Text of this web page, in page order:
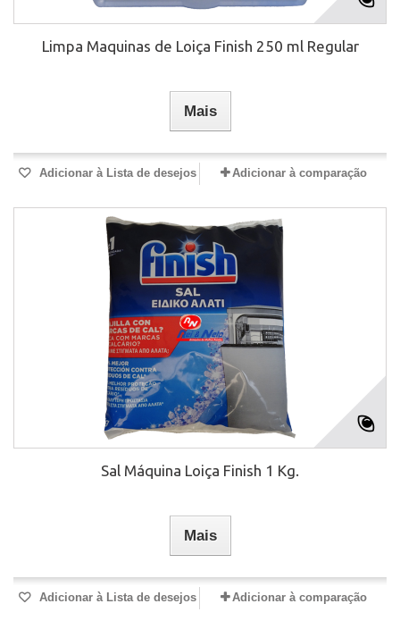
Limpa Maquinas de Loiça Finish 250 ml Regular
Mais
Adicionar à Lista de desejos Adicionar à comparação
Sal Máquina Loiça Finish 1 Kg.
Mais
Adicionar à Lista de desejos Adicionar à comparação